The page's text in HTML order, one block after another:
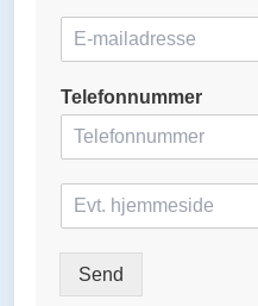
a
i
Telefonnummer
Send